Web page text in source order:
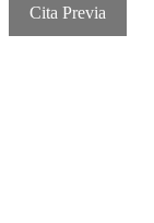
Cita Previa